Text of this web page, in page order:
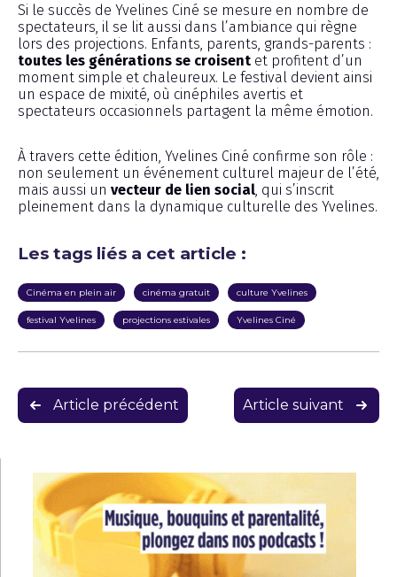
Si le succès de Yvelines Ciné se mesure en nombre de
spectateurs, il se lit aussi dans l’ambiance qui règne
lors des projections. Enfants, parents, grands-parents :
toutes les générations se croisent et profitent d’un
moment simple et chaleureux. Le festival devient ainsi
un espace de mixité, où cinéphiles avertis et
spectateurs occasionnels partagent la même émotion.
À travers cette édition, Yvelines Ciné confirme son rôle :
non seulement un événement culturel majeur de l’été,
mais aussi un vecteur de lien social , qui s’inscrit
pleinement dans la dynamique culturelle des Yvelines.
Les tags liés a cet article :
Cinéma en plein air cinéma gratuit culture Yvelines
festival Yvelines projections estivales Yvelines Ciné
Navigation
de
Article précédent Article suivant